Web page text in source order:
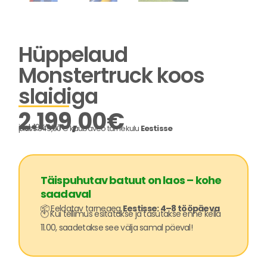
Hüppelaud
Monstertruck koos
slaidiga
2.199,00€
incl. 19% VAT
pluss 349,00 € kaubaveo tarnekulu Eestisse
Täispuhutav batuut on laos – kohe
saadaval
📦 Eeldatav tarneaegEestisse: 4–8 tööpäeva
🕙 Kui tellimus esitatakse ja tasutakse enne kella
11.00, saadetakse see välja samal päeval!